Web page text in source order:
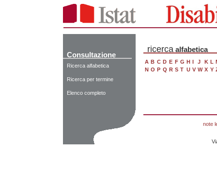
Consultazione
Ricerca alfabetica
Ricerca per termine
Elenco completo
ricerca alfabetica
A B C D E F G H I J K L
N O P Q R S T U V W X Y
note